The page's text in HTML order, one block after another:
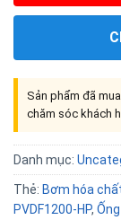
Sản phẩm đã
chăm sóc khách
Danh mục:
Thẻ: Bơm hóa
PVDF1200-HP,